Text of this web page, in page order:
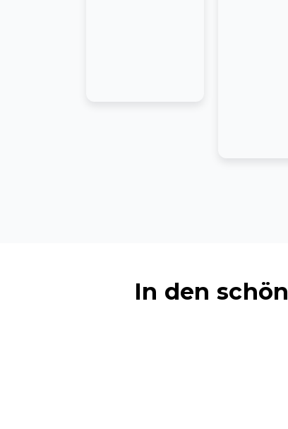
In den